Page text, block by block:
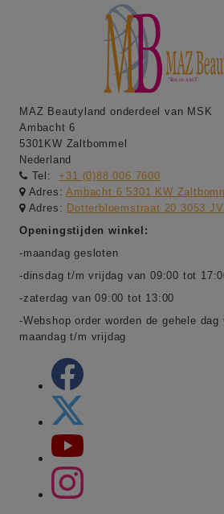
MAZ Beautyland onderdeel van MSK
Ambacht 6
5301KW Zaltbommel
Nederland
Tel:
+31 (0)88 006 7600
Adres:Ambacht 6 5301 KW
Adres: Dotterbloemstraat 20 3053
Openingstijden winkel:
-maandag gesloten
-dinsdag t/m vrijdag van 09:00 tot
-zaterdag van 09:00 tot 13:00
-Webshop order worden de gehele
maandag t/m vrijdag